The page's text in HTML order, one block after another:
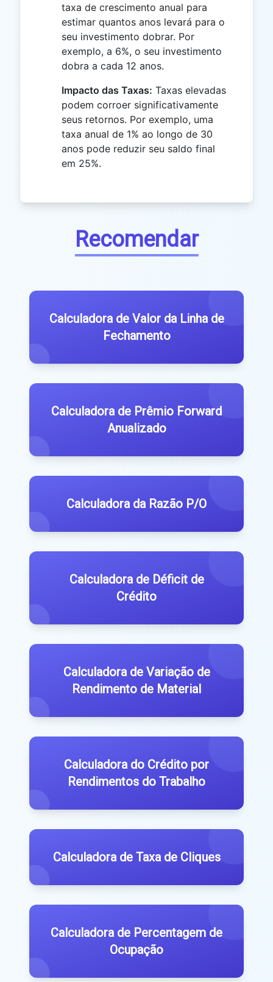
taxa de crescimento anual para
estimar quantos anos levará para o
seu investimento dobrar. Por
exemplo, a 6%, o seu investimento
dobra a cada 12 anos.
Impacto das Taxas: Taxas elevadas
podem corroer significativamente
seus retornos. Por exemplo, uma
taxa anual de 1% ao longo de 30
anos pode reduzir seu saldo final
em 25%.
Recomendar
Calculadora de Valor da Linha de
Fechamento
Calculadora de Prêmio Forward
Anualizado
Calculadora da Razão P/O
Calculadora de Déficit de
Crédito
Calculadora de Variação de
Rendimento de Material
Calculadora do Crédito por
Rendimentos do Trabalho
Calculadora de Taxa de Cliques
Calculadora de Percentagem de
Ocupação